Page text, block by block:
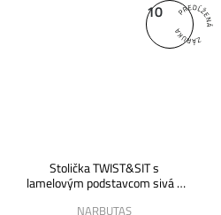
10
Stolička TWIST&SIT s
lamelovým podstavcom sivá -
NARBUTAS